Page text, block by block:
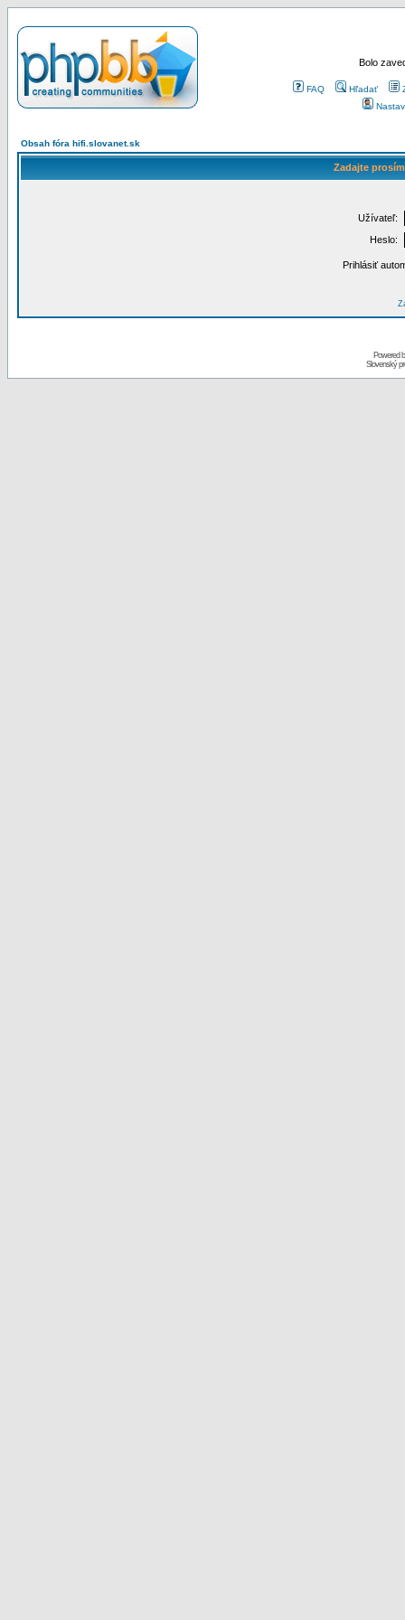
Bolo
FAQ Hľadať
Obsah fóra hifi.slovanet.sk
Zadajte
Užívateľ:
Heslo:
Prihlásiť
Powered
Slovenský